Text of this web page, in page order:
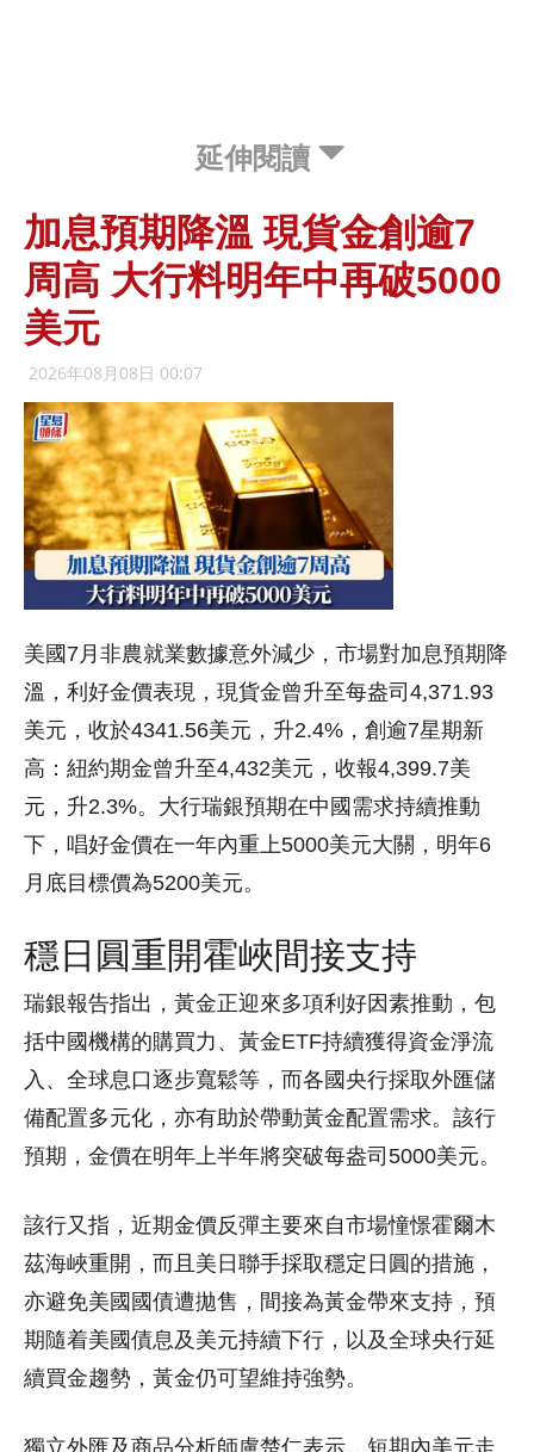
延伸閱讀
加息預期降溫 現貨金創逾7
周高 大行料明年中再破5000
美元
2026年08月08日 00:07
美國7月非農就業數據意外減少，市場對加息預期降
溫，利好金價表現，現貨金曾升至每盎司4,371.93
美元，收於4341.56美元，升2.4%，創逾7星期新
高：紐約期金曾升至4,432美元，收報4,399.7美
元，升2.3%。大行瑞銀預期在中國需求持續推動
下，唱好金價在一年內重上5000美元大關，明年6
月底目標價為5200美元。
穩日圓重開霍峽間接支持
瑞銀報告指出，黃金正迎來多項利好因素推動，包
括中國機構的購買力、黃金ETF持續獲得資金淨流
入、全球息口逐步寬鬆等，而各國央行採取外匯儲
備配置多元化，亦有助於帶動黃金配置需求。該行
預期，金價在明年上半年將突破每盎司5000美元。
該行又指，近期金價反彈主要來自市場憧憬霍爾木
茲海峽重開，而且美日聯手採取穩定日圓的措施，
亦避免美國國債遭拋售，間接為黃金帶來支持，預
期隨着美國債息及美元持續下行，以及全球央行延
續買金趨勢，黃金仍可望維持強勢。